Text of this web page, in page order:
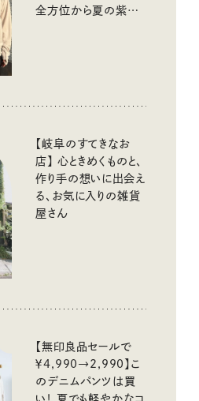
全方位から夏の紫外
【岐阜のすてきなお
店】 心ときめくものと、
作り手の想いに出会え
る、お気に入りの雑貨
屋さん
【無印良品セールで
￥4,990→2,990】こ
のデニムパンツは買
い！ 夏でも軽やかなコ